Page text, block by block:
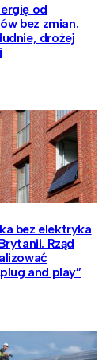
od
bez zmian.
drożej
bez elektryka
Rząd
and play”